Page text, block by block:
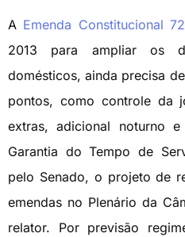
A Emenda Constitucional 72
2013 para ampliar os
domésticos, ainda precisa
pontos, como controle da
extras, adicional noturno
Garantia do Tempo de
pelo Senado, o projeto de
emendas no Plenário da
relator. Por previsão